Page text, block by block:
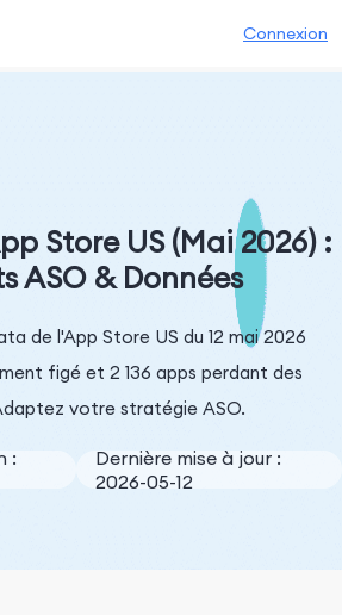
Connexion
Store US (Mai 2026) :
ASO & Données
de l'App Store US du 12 mai 2026
figé et 2 136 apps perdant des
votre stratégie ASO.
:
Dernière mise à jour :
2026-05-12